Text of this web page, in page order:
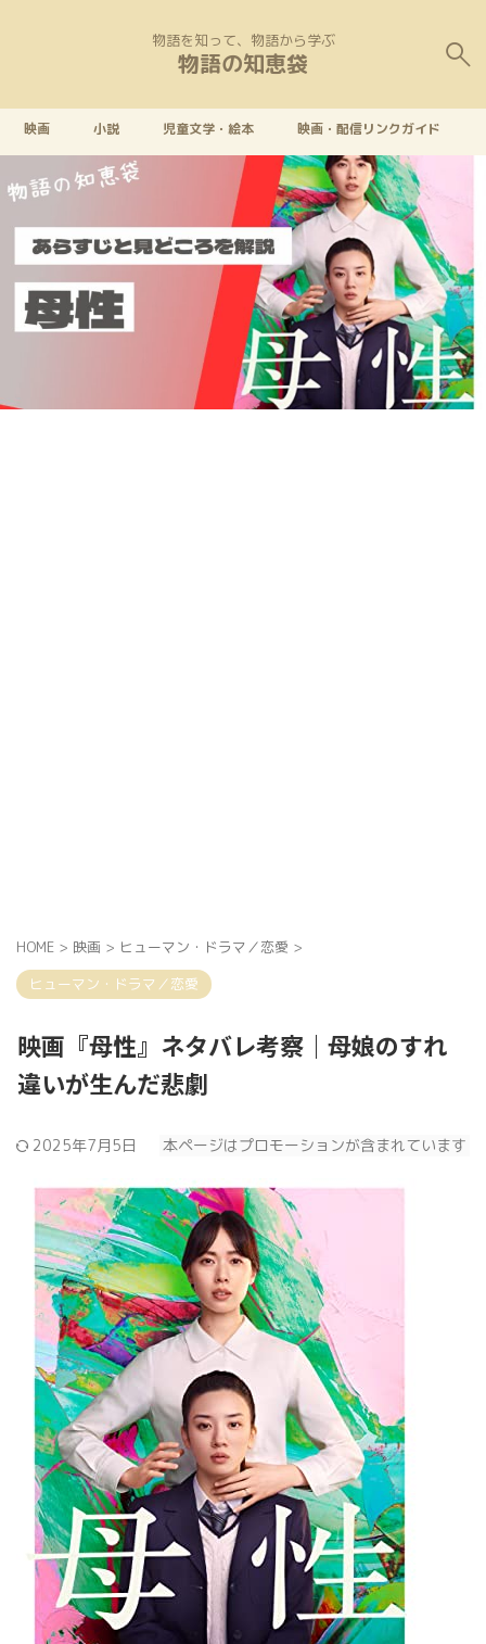
物語を知って、物語から学ぶ
物語の知恵袋
映画 小説 児童文学・絵本 映画・配信リンクガイド
HOME > 映画 > ヒューマン・ドラマ／恋愛 >
ヒューマン・ドラマ／恋愛
映画『母性』ネタバレ考察｜母娘のすれ
違いが生んだ悲劇
2025年7月5日 本ページはプロモーションが含まれています